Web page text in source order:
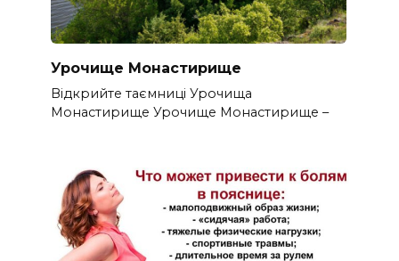
Урочище Монастирище
Відкрийте таємниці Урочища
Монастирище Урочище Монастирище –